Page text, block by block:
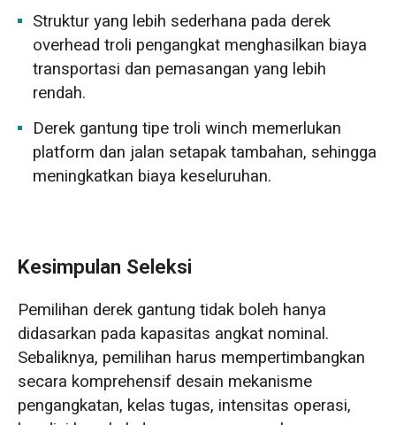
Struktur yang lebih sederhana pada derek
overhead troli pengangkat menghasilkan biaya
transportasi dan pemasangan yang lebih
rendah.
Derek gantung tipe troli winch memerlukan
platform dan jalan setapak tambahan, sehingga
meningkatkan biaya keseluruhan.
Kesimpulan Seleksi
Pemilihan derek gantung tidak boleh hanya
didasarkan pada kapasitas angkat nominal.
Sebaliknya, pemilihan harus mempertimbangkan
secara komprehensif desain mekanisme
pengangkatan, kelas tugas, intensitas operasi,